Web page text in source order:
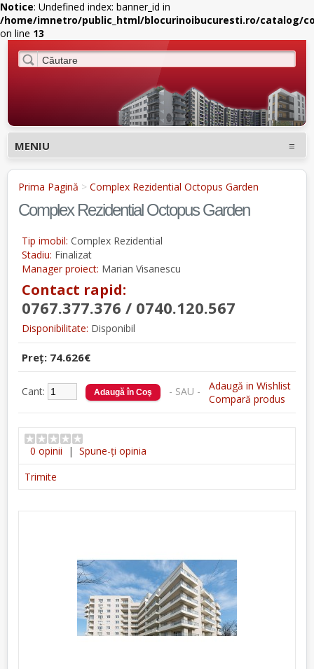
Notice: Undefined index: banner_id in
/home/imnetro/public_html/blocurinoibucuresti.ro/catalog/
on line 13
MENIU
Prima Pagină > Complex Rezidential Octopus Garden
Complex Rezidential Octopus Garden
Tip imobil: Complex Rezidential
Stadiu: Finalizat
Manager proiect: Marian Visanescu
Contact rapid:
0767.377.376 / 0740.120.567
Disponibilitate: Disponibil
Preţ: 74.626€
Cant: - SAU -
Adaugă in Wishlist
Compară produs
0 opinii | Spune-ţi opinia
Trimite